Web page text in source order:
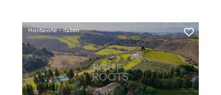
Montaione - Italien